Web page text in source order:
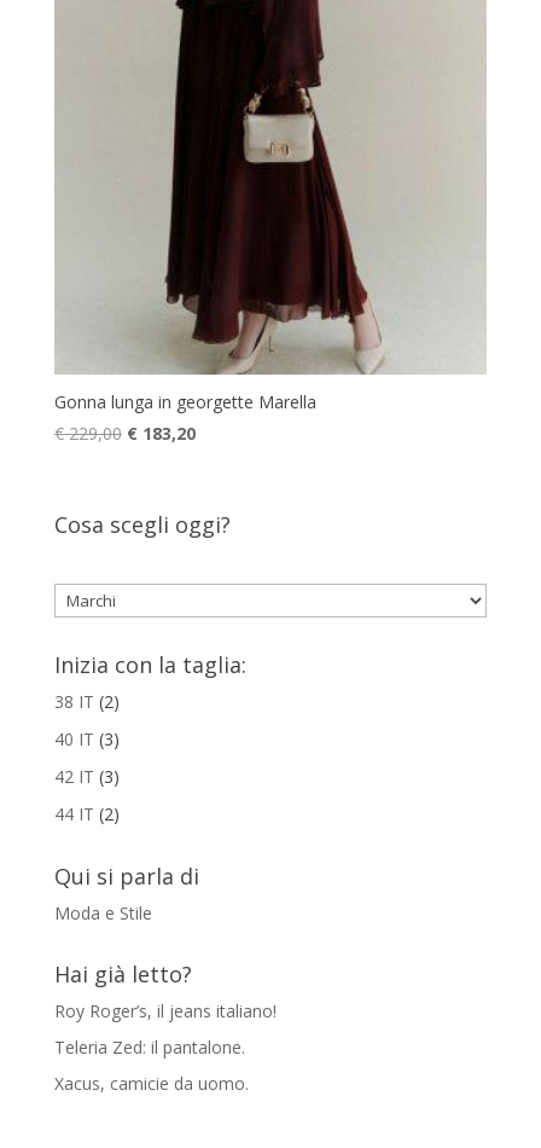
Gonna lunga in georgette Marella
€229,00 Il
€ 229,00.
€183,20Il
€ 183,20.
Cosa scegli oggi?
Inizia con la taglia:
38 IT (2)
40 IT (3)
42 IT (3)
44 IT (2)
Qui si parla di
Moda e Stile
Hai già letto?
Roy Roger’s, il jeans italiano!
Teleria Zed: il pantalone.
Xacus, camicie da uomo.